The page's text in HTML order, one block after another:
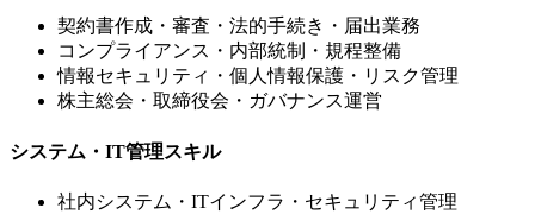
契約書作成・審査・法的手続き・届出業務
コンプライアンス・内部統制・規程整備
情報セキュリティ・個人情報保護・リスク管理
株主総会・取締役会・ガバナンス運営
システム・IT管理スキル
社内システム・ITインフラ・セキュリティ管理